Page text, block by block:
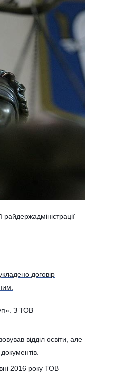
договір
З ТОВ
відділ освіти, але
2016 року ТОВ